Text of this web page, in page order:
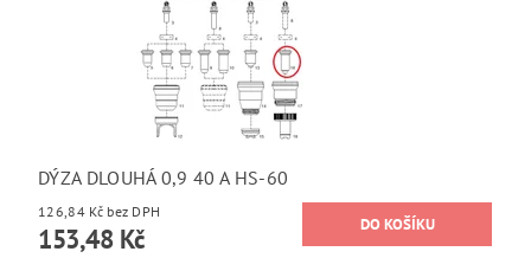
DÝZA DLOUHÁ 0,9 40 A HS-60
126,84 Kč bez DPH
153,48 Kč